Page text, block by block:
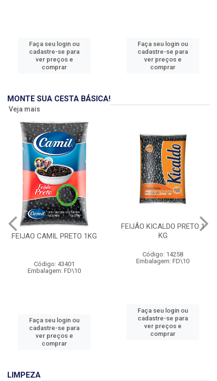
Faça seu login ou
cadastre-se para
ver preços e
comprar
Faça seu login ou
cadastre-se para
ver preços e
comprar
MONTE SUA CESTA BÁSICA!
Veja mais
FEIJAO CAMIL PRETO 1KG
Código: 43401
Embalagem: FD\10
Faça seu login ou
cadastre-se para
ver preços e
comprar
FEIJÃO KICALDO PRETO 1
KG
Código: 14258
Embalagem: FD\10
Faça seu login ou
cadastre-se para
ver preços e
comprar
LIMPEZA